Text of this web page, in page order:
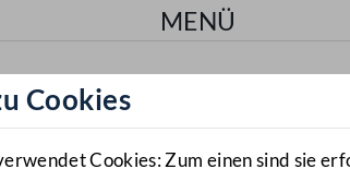
MENÜ
Cookies
Cookies: Zum einen sind sie